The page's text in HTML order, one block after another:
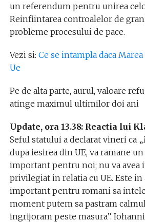
un referendum pentru unirea
Reinfiintarea controalelor de
probleme procesului de pace.
Vezi si: Ce se intampla daca
Ue
Pe de alta parte, aurul, valoare
atinge maximul ultimilor doi ani
Update, ora 13.38: Reactia lui
Seful statului a declarat vineri ca
dupa iesirea din UE, va ramane
important pentru noi; nu va avea
privilegiat in relatia cu UE. Este
important pentru romani sa
moment putem sa pastram
ingrijoram peste masura”.